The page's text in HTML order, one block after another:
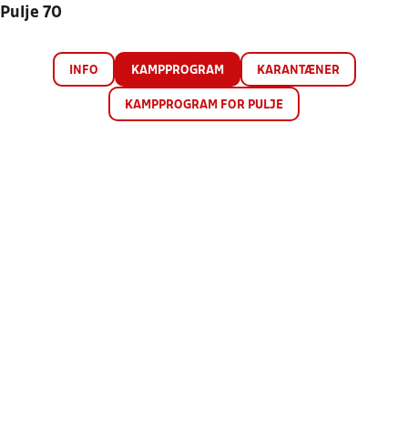
Pulje 70
INFO KAMPPROGRAM KARANTÆNER
KAMPPROGRAM FOR PULJE